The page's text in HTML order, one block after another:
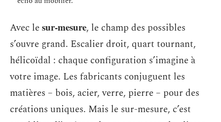
Avec lesur-mesure, le champ des possibles
s’ouvre grand. Escalier droit, quart tournant,
hélicoïdal : chaque configuration s’imagine à
votre image. Les fabricants conjuguent les
matières – bois, acier, verre, pierre – pour des
créations uniques. Mais le sur-mesure, c’est